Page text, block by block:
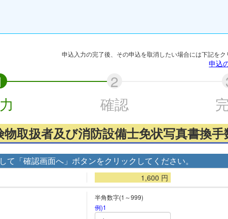
申込入力の完了後、その申込を取消したい場合には下記をク
申込
確認
物取扱者及び消防設備士免状写真書換手
て「確認画面へ」ボタンをクリックしてください。
1,600 円
半角数字(1～999)
例)1